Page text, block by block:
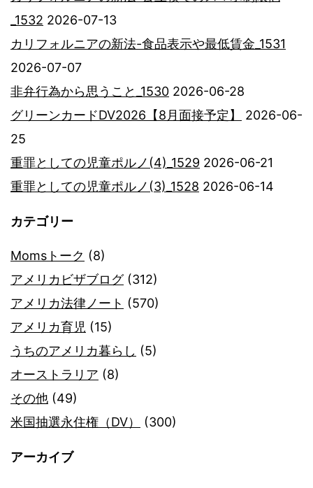
_1532 2026-07-13
カリフォルニアの新法-食品表示や最低賃金_1531
2026-07-07
非弁行為から思うこと_1530 2026-06-28
グリーンカードDV2026【8月面接予定】
2026-06-
25
重罪としての児童ポルノ(4)_1529 2026-06-21
重罪としての児童ポルノ(3)_1528 2026-06-14
カテゴリー
Momsトーク (8)
アメリカビザブログ(312)
アメリカ法律ノート (570)
アメリカ育児 (15)
うちのアメリカ暮らし (5)
オーストラリア (8)
その他 (49)
米国抽選永住権（DV）
(300)
アーカイブ